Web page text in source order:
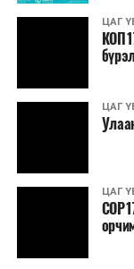
сөрөг нөлөөг
хичээн
ЦАГ
ЦАГ
ЦАГ